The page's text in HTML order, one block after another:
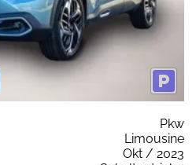
Pkw
Limousine
Okt / 2023